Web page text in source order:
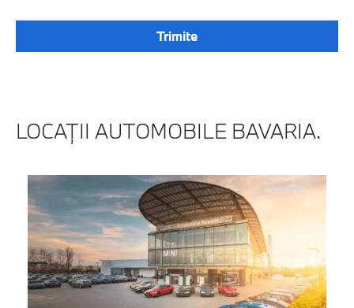
LOCAŢII AUTOMOBILE BAVARIA.